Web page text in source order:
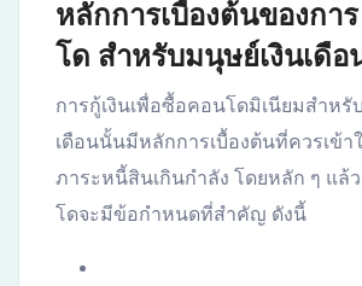
หลักการเบื้องต้นของกา
โด สำหรับมนุษย์เงินเดือ
การกู้เงินเพื่อซื้อคอนโดมิเนียมสำหรั
เดือนนั้นมีหลักการเบื้องต้นที่ควรเข้า
ภาระหนี้สินเกินกำลัง โดยหลัก ๆ แล้
โดจะมีข้อกำหนดที่สำคัญ ดังนี้